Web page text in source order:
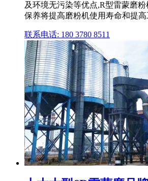
及环境无污染等优点,R型雷蒙磨
保养将提高磨粉机使用寿命和提高
联系电话: 180 3780 8511